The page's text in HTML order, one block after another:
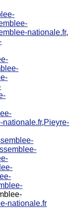
nationale.fr,
nationale.fr,Pieyre-
nationale.fr